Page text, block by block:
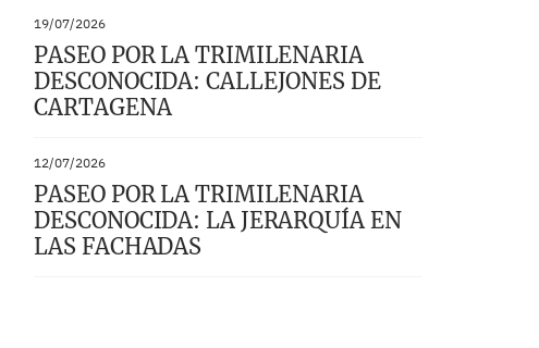
19/07/2026
PASEO POR LA TRIMILENARIA
DESCONOCIDA: CALLEJONES DE
CARTAGENA
12/07/2026
PASEO POR LA TRIMILENARIA
DESCONOCIDA: LA JERARQUÍA EN
LAS FACHADAS